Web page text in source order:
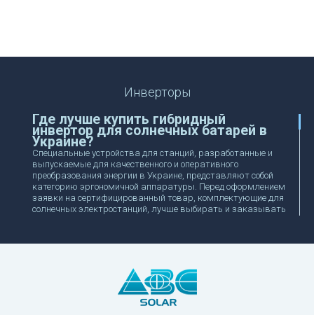
Инверторы
Где лучше купить гибридный
инвертор для солнечных батарей в
Украине?
Специальные устройства для станций, разработанные и
выпускаемые для качественного и оперативного
преобразования энергии в Украине, представляют собой
категорию эргономичной аппаратуры. Перед оформлением
заявки на сертифицированный товар, комплектующие для
солнечных электростанций, лучше выбирать и заказывать
инвертор с ориентиром на предложенный ассортимент
Как правильно выбрать
универсальный инвертор: купить
гибридную модель для комплектации
солнечных панелей и батарей?